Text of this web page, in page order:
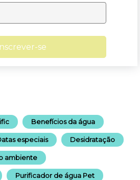
Inscrever-se
Benefícios da água
especiais Desidratação
ambiente
Purificador de água Pet